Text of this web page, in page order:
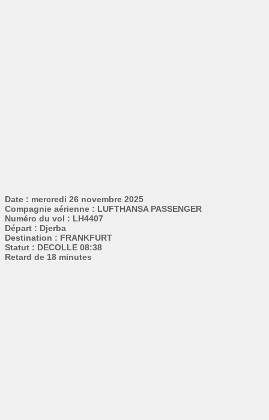
Date : mercredi 26 novembre 2025
Compagnie aérienne : LUFTHANSA PASSENGER
Numéro du vol : LH4407
Départ : Djerba
Destination : FRANKFURT
Statut : DECOLLE 08:38
Retard de 18 minutes